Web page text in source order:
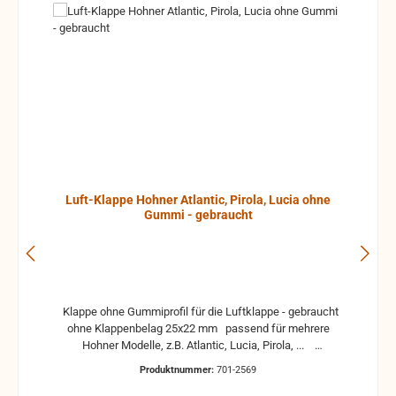
Luft-Klappe Hohner Atlantic, Pirola, Lucia ohne
Gummi - gebraucht
ohne Klappenbelag 25x22 mm passend für mehrere
Hohner Modelle, z.B. Atlantic, Lucia, Pirola, ...
Produktnummer: 701-2569